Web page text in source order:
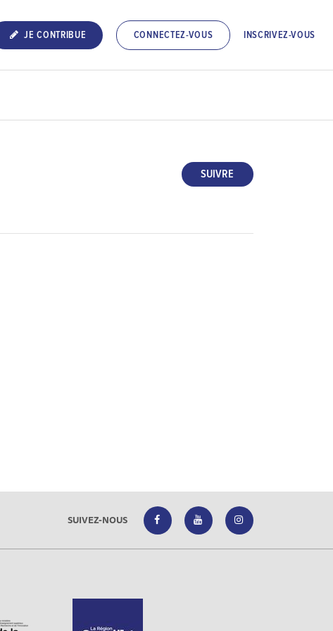
JE CONTRIBUE CONNECTEZ-VOUS INSCRIVEZ-VOUS
SUIVRE
SUIVEZ-NOUS